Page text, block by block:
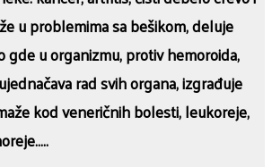
u problemima sa bešikom, deluje
gde u organizmu, protiv hemoroida,
rad svih organa, izgrađuje
kod veneričnih bolesti, leukoreje,